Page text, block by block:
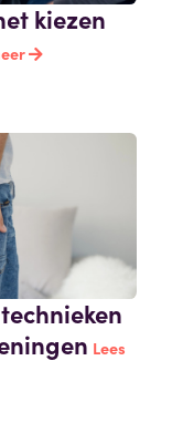
kiezen
Lees